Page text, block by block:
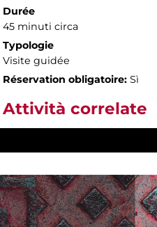
Durée
45 minuti circa
Typologie
Visite guidée
Réservation obligatoire: Sì
Attività correlate